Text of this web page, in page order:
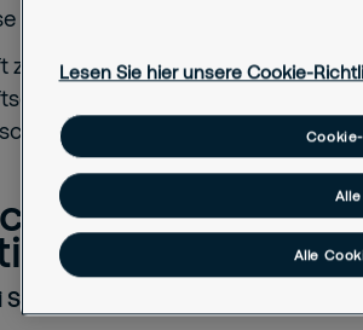
zur Teilnahme am
und regionale
Lesen Sie hier unsere Cookie-
Alle